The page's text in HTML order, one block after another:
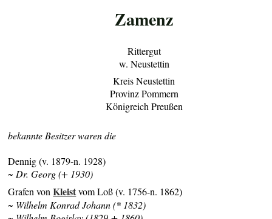
Zamenz
Rittergut
w. Neustettin
Kreis Neustettin
Provinz Pommern
Königreich Preußen
bekannte Besitzer waren die
Dennig (v. 1879-n. 1928)
~ Dr. Georg (+ 1930)
Grafen vonKleistvom Loß (v. 1756-n. 1862)
~ Wilhelm Konrad Johann (* 1832)